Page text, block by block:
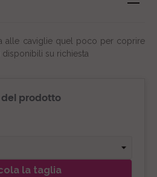
alle caviglie quel poco per coprire
su richiesta
del prodotto
la taglia